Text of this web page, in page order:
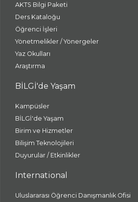
AKTS Bilgi Paketi
Ders Kataloğu
Öğrenci İşleri
Yönetmelikler / Yönergeler
Yaz Okulları
Araştırma
BİLGİ'de Yaşam
Kampüsler
BİLGİ'de Yaşam
Birim ve Hizmetler
Bilişim Teknolojileri
Duyurular / Etkinlikler
International
Uluslararası Öğrenci Danışmanlık Ofisi